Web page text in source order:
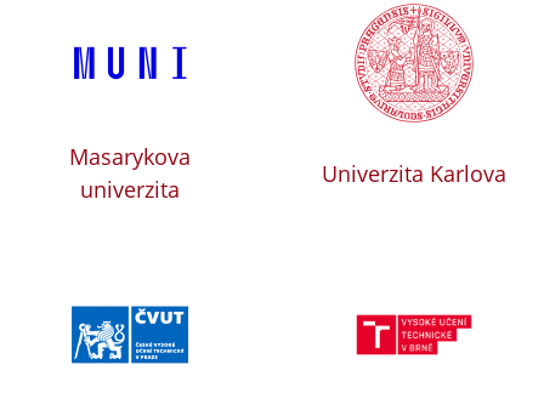
Masarykova
univerzita
Univerzita Karlova